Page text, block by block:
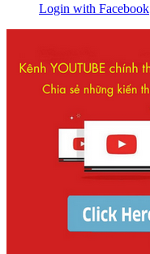
Login with Facebook